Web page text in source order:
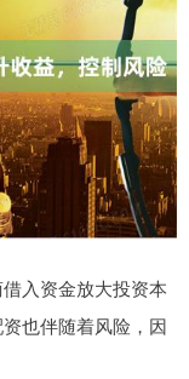
入资金放大投资本
也伴随着风险，因